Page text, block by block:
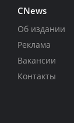
CNews
Об издании
Реклама
Вакансии
Контакты